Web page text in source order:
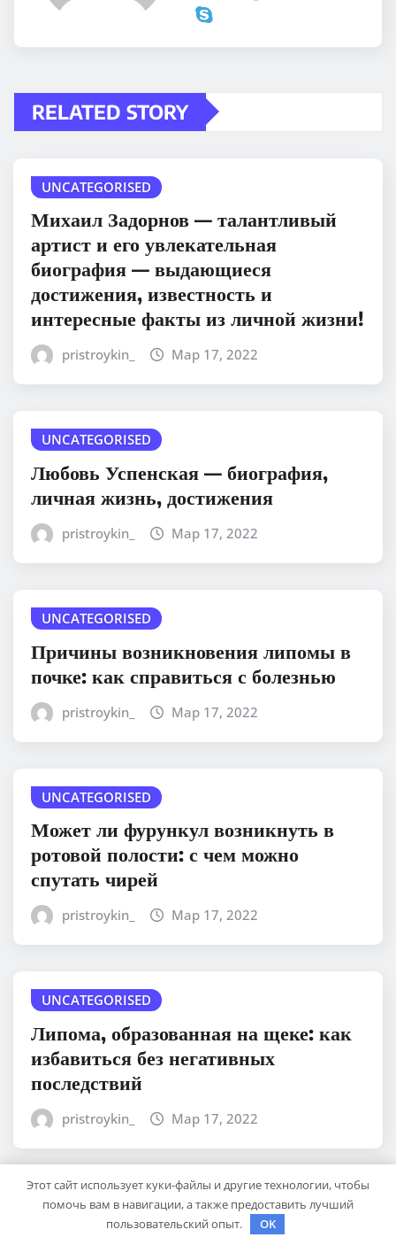
RELATED STORY
UNCATEGORISED
Михаил Задорнов — талантливый
артист и его увлекательная
биография — выдающиеся
достижения, известность и
интересные факты из личной жизни!
pristroykin_ Мар 17, 2022
UNCATEGORISED
Любовь Успенская — биография,
личная жизнь, достижения
pristroykin_ Мар 17, 2022
UNCATEGORISED
Причины возникновения липомы в
почке: как справиться с болезнью
pristroykin_ Мар 17, 2022
UNCATEGORISED
Может ли фурункул возникнуть в
ротовой полости: с чем можно
спутать чирей
pristroykin_ Мар 17, 2022
UNCATEGORISED
Липома, образованная на щеке: как
избавиться без негативных
последствий
pristroykin_ Мар 17, 2022
UNCATEGORISED
Папилайт от папиллом и бородавок:
Этот сайт использует куки-файлы и другие технологии, чтобы
помочь вам в навигации, а также предоставить лучший
пользовательский опыт.
OK